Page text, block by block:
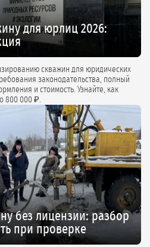
для юрлиц 2026:
скважин для юридических
и стоимость. Узнайте, как
800 000 ₽.
без лицензии: разбор
при проверке